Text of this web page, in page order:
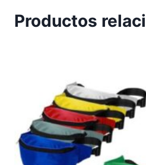
Productos